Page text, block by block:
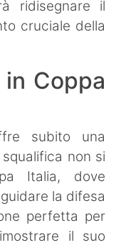
ridisegnare il
cruciale della
Coppa
subito una
non si
Italia, dove
la difesa
perfetta per
il suo